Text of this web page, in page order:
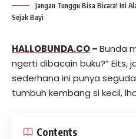
Jangan Tunggu Bisa Bicara! Ini
Sejak Bayi
HALLOBUNDA.CO–Bunda
ngerti dibacain buku?” Eits,
sederhana ini punya
tumbuh kembang si kecil,
Contents